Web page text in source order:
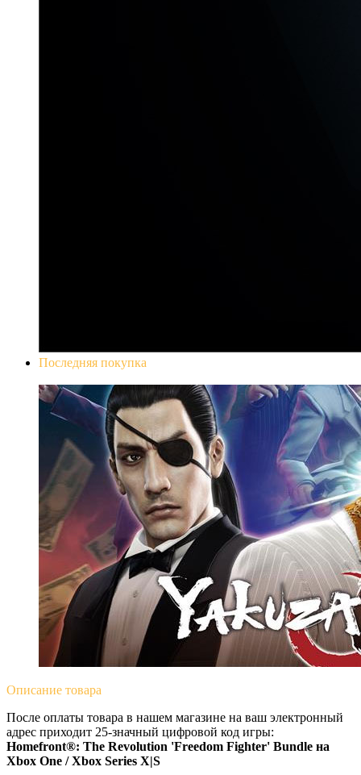
Последняя покупка
Описание товара
После оплаты товара в нашем магазине на ваш электронный
адрес приходит 25-значный цифровой код игры:
Homefront®: The Revolution 'Freedom Fighter' Bundle на
Xbox One / Xbox Series X|S